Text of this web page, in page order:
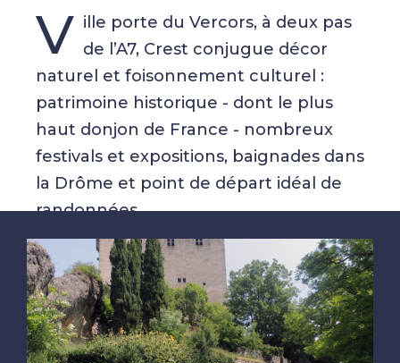
V ille porte du Vercors, à deux pas
de l’A7, Crest conjugue décor
naturel et foisonnement culturel :
patrimoine historique - dont le plus
haut donjon de France - nombreux
festivals et expositions, baignades dans
la Drôme et point de départ idéal de
randonnées.